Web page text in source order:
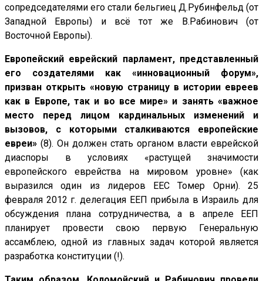
сопредседателями его стали бельгиец Д.Рубинфельд (от
Западной Европы) и всё тот же В.Рабинович (от
Восточной Европы).
Европейский еврейский парламент, представленный
его создателями как «инновационный форум»,
призван открыть «новую страницу в истории евреев
как в Европе, так и во все мире» и занять «важное
место перед лицом кардинальных изменений и
вызовов, с которыми сталкиваются европейские
евреи» (8). Он должен стать органом власти еврейской
диаспоры в условиях «растущей значимости
европейского еврейства на мировом уровне» (как
выразился один из лидеров ЕЕС Томер Орни). 25
февраля 2012 г. делегация ЕЕП прибыла в Израиль для
обсуждения плана сотрудничества, а в апреле ЕЕП
планирует провести свою первую Генеральную
ассамблею, одной из главных задач которой является
разработка конституции (!).